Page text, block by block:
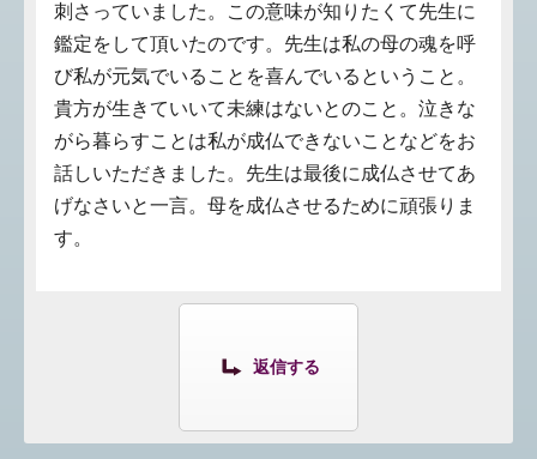
刺さっていました。この意味が知りたくて先生に
鑑定をして頂いたのです。先生は私の母の魂を呼
び私が元気でいることを喜んでいるということ。
貴方が生きていいて未練はないとのこと。泣きな
がら暮らすことは私が成仏できないことなどをお
話しいただきました。先生は最後に成仏させてあ
げなさいと一言。母を成仏させるために頑張りま
す。
返信する